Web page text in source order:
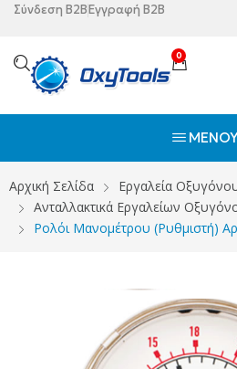
Σύνδεση B2BΕγγραφή B2B
0
ΜΕΝΟΎ
Αρχική Σελίδα
Εργαλεία
Ανταλλακτικά Εργαλείων
Ρολόι Μανομέτρου (Ρυθμιστή)